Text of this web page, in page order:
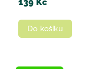
139 Kč
Do košíku